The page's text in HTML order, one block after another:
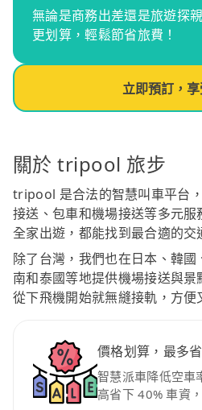
無論是商務出差還是旅遊探
更划算，輕鬆節省旅費！
立即預訂，
關於 tripool 旅步
tripool 是合法的智慧叫車平台
接送、包車和機場接送等多元
全家出遊，都能找到最合適的交
除了台灣，我們也在日本、韓
南和泰國等地提供機場接送與
從下飛機開始就無縫接軌，方便
價格划算，最多
智慧派車降低空車
高省下 40% 車資